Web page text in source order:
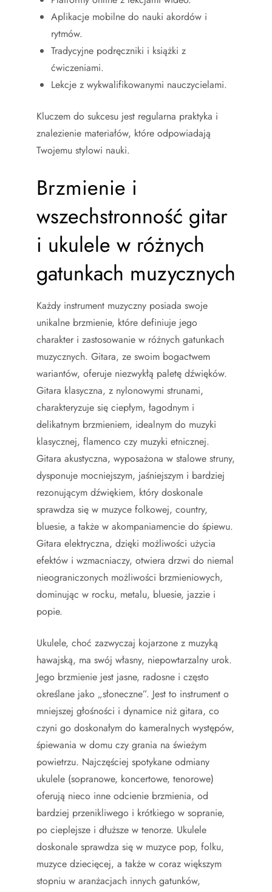
Aplikacje mobilne do nauki akordów i
rytmów.
Tradycyjne podręczniki i książki z
ćwiczeniami.
Lekcje z wykwalifikowanymi nauczycielami.
Kluczem do sukcesu jest regularna praktyka i
znalezienie materiałów, które odpowiadają
Twojemu stylowi nauki.
Brzmienie i
wszechstronność gitar
i ukulele w różnych
gatunkach muzycznych
Każdy instrument muzyczny posiada swoje
unikalne brzmienie, które definiuje jego
charakter i zastosowanie w różnych gatunkach
muzycznych. Gitara, ze swoim bogactwem
wariantów, oferuje niezwykłą paletę dźwięków.
Gitara klasyczna, z nylonowymi strunami,
charakteryzuje się ciepłym, łagodnym i
delikatnym brzmieniem, idealnym do muzyki
klasycznej, flamenco czy muzyki etnicznej.
Gitara akustyczna, wyposażona w stalowe struny,
dysponuje mocniejszym, jaśniejszym i bardziej
rezonującym dźwiękiem, który doskonale
sprawdza się w muzyce folkowej, country,
bluesie, a także w akompaniamencie do śpiewu.
Gitara elektryczna, dzięki możliwości użycia
efektów i wzmacniaczy, otwiera drzwi do niemal
nieograniczonych możliwości brzmieniowych,
dominując w rocku, metalu, bluesie, jazzie i
popie.
Ukulele, choć zazwyczaj kojarzone z muzyką
hawajską, ma swój własny, niepowtarzalny urok.
Jego brzmienie jest jasne, radosne i często
określane jako „słoneczne”. Jest to instrument o
mniejszej głośności i dynamice niż gitara, co
czyni go doskonałym do kameralnych występów,
śpiewania w domu czy grania na świeżym
powietrzu. Najczęściej spotykane odmiany
ukulele (sopranowe, koncertowe, tenorowe)
oferują nieco inne odcienie brzmienia, od
bardziej przenikliwego i krótkiego w sopranie,
po cieplejsze i dłuższe w tenorze. Ukulele
doskonale sprawdza się w muzyce pop, folku,
muzyce dziecięcej, a także w coraz większym
stopniu w aranżacjach innych gatunków,